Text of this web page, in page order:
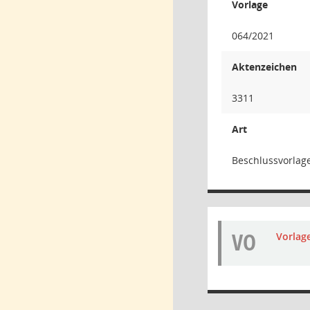
Vorlage
064/2021
Aktenzeichen
3311
Art
VO